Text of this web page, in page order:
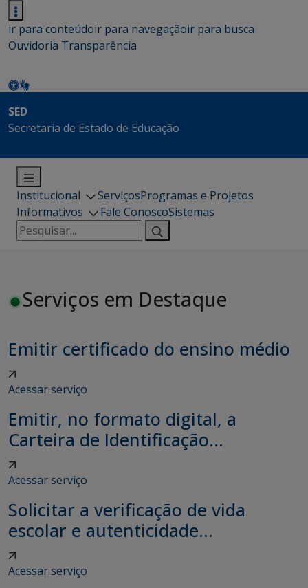
ir para conteúdoir para navegaçãoir para busca
Ouvidoria Transparência
SED
Secretaria de Estado de Educação
Institucional ServiçosProgramas e Projetos
Informativos
Fale ConoscoSistemas
Pesquisar
por:
Serviços em Destaque
Emitir certificado do ensino médio
Acessar serviço
Emitir, no formato digital, a
Carteira de Identificação...
Acessar serviço
Solicitar a verificação de vida
escolar e autenticidade...
Acessar serviço